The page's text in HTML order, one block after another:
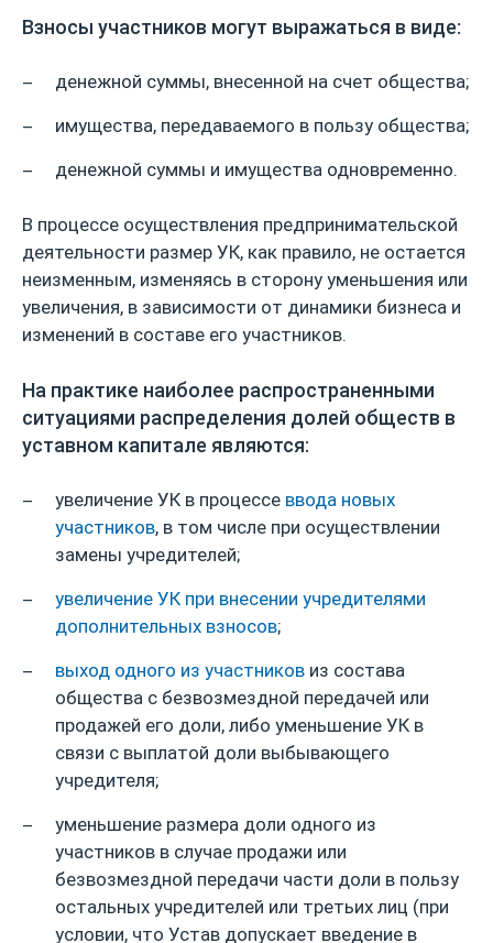
Взносы участников могут выражаться в виде:
денежной суммы, внесенной на счет общества;
имущества, передаваемого в пользу общества;
денежной суммы и имущества одновременно.
В процессе осуществления предпринимательской
деятельности размер УК, как правило, не остается
неизменным, изменяясь в сторону уменьшения или
увеличения, в зависимости от динамики бизнеса и
изменений в составе его участников.
На практике наиболее распространенными
ситуациями распределения долей обществ в
уставном капитале являются:
увеличение УК в процессе ввода новых
участников, в том числе при осуществлении
замены учредителей;
увеличение УК при внесении учредителями
дополнительных взносов;
выход одного из участников из состава
общества с безвозмездной передачей или
продажей его доли, либо уменьшение УК в
связи с выплатой доли выбывающего
учредителя;
уменьшение размера доли одного из
участников в случае продажи или
безвозмездной передачи части доли в пользу
остальных учредителей или третьих лиц (при
условии, что Устав допускает введение в